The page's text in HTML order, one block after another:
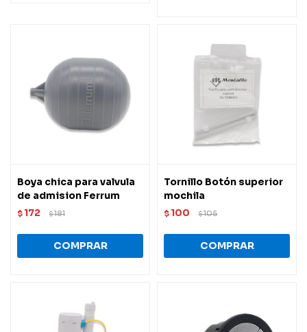
Boya chica para valvula
de admision Ferrum
$ 172 $181
Tornillo Botón superior
mochila
$ 100 $105